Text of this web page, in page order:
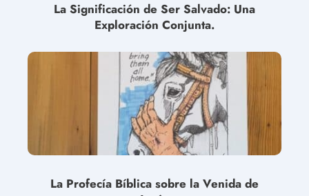
La Significación de Ser Salvado: Una
Exploración Conjunta.
La Profecía Bíblica sobre la Venida de